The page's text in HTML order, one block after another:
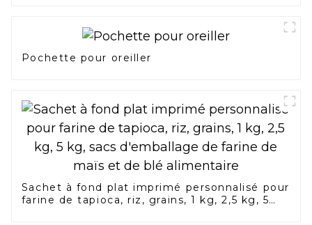
Pochette pour oreiller
Sachet à fond plat imprimé personnalisé pour
farine de tapioca, riz, grains, 1 kg, 2,5 kg, 5